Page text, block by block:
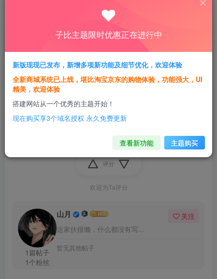
zibll 综合交流
【求助】更新了主题之后就出现了这两个问
题，请问要怎么办？
山月
4年前发布 307次阅读
关注 私信
关闭所有插件也不行，有没有大神能帮忙解决一下。
评分
欢迎为Ta评分
1篇帖子
1个粉丝
山月
这家伙很懒，什么都没有写...
关注
暂无其他帖子
子比主题限时优惠正在进行中
新版现现已发布，新增多项新功能及细节优化，欢迎体验
全新商城系统已上线，堪比淘宝京东的购物体验，功能强大，UI
精美，欢迎体验
搭建网站从一个优秀的主题开始！
现在购买享3个域名授权 永久免费更新
查看新功能 主题购买